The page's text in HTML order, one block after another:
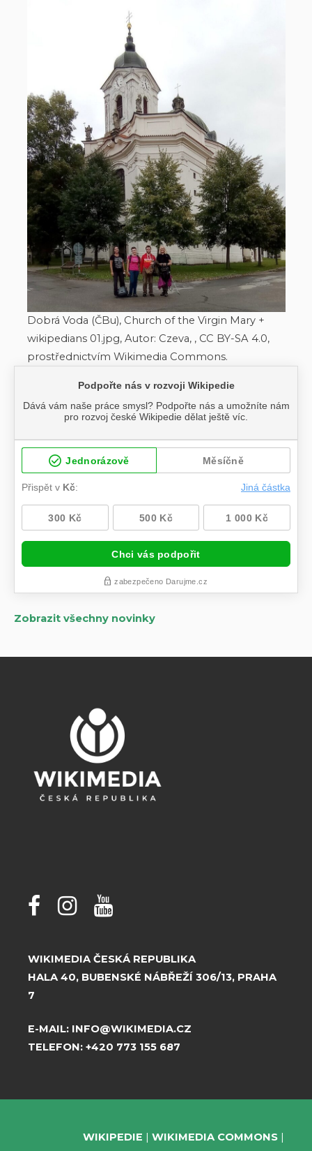
Dobrá Voda (ČBu), Church of the Virgin Mary +
wikipedians 01.jpg, Autor: Czeva, , CC BY-SA 4.0,
prostřednictvím Wikimedia Commons.
Zobrazit všechny novinky
WIKIMEDIA ČESKÁ REPUBLIKA
HALA 40, BUBENSKÉ NÁBŘEŽÍ 306/13, PRAHA
7
E-MAIL: INFO@WIKIMEDIA.CZ
TELEFON: +420 773 155 687
WIKIPEDIE
WIKIMEDIA COMMONS